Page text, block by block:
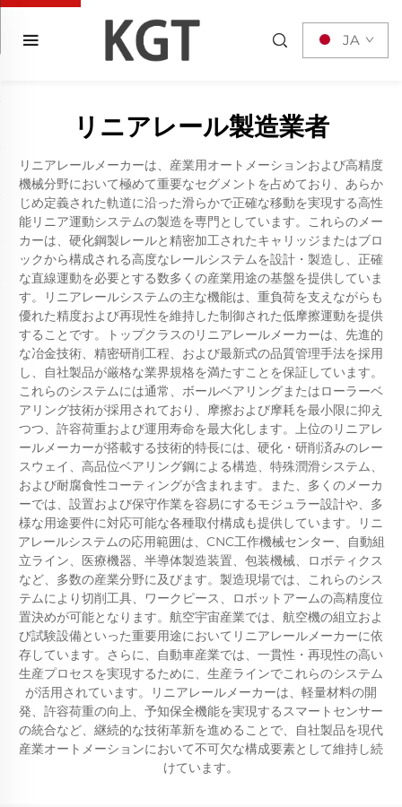
JA
リニアレール製造業者
リニアレールメーカーは、産業用オートメーションおよび高精度
機械分野において極めて重要なセグメントを占めており、あらか
じめ定義された軌道に沿った滑らかで正確な移動を実現する高性
能リニア運動システムの製造を専門としています。これらのメー
カーは、硬化鋼製レールと精密加工されたキャリッジまたはブロ
ックから構成される高度なレールシステムを設計・製造し、正確
な直線運動を必要とする数多くの産業用途の基盤を提供していま
す。リニアレールシステムの主な機能は、重負荷を支えながらも
優れた精度および再現性を維持した制御された低摩擦運動を提供
することです。トップクラスのリニアレールメーカーは、先進的
な冶金技術、精密研削工程、および最新式の品質管理手法を採用
し、自社製品が厳格な業界規格を満たすことを保証しています。
これらのシステムには通常、ボールベアリングまたはローラーベ
アリング技術が採用されており、摩擦および摩耗を最小限に抑え
つつ、許容荷重および運用寿命を最大化します。上位のリニアレ
ールメーカーが搭載する技術的特長には、硬化・研削済みのレー
スウェイ、高品位ベアリング鋼による構造、特殊潤滑システム、
および耐腐食性コーティングが含まれます。また、多くのメーカ
ーでは、設置および保守作業を容易にするモジュラー設計や、多
様な用途要件に対応可能な各種取付構成も提供しています。リニ
アレールシステムの応用範囲は、CNC工作機械センター、自動組
立ライン、医療機器、半導体製造装置、包装機械、ロボティクス
など、多数の産業分野に及びます。製造現場では、これらのシス
テムにより切削工具、ワークピース、ロボットアームの高精度位
置決めが可能となります。航空宇宙産業では、航空機の組立およ
び試験設備といった重要用途においてリニアレールメーカーに依
存しています。さらに、自動車産業では、一貫性・再現性の高い
生産プロセスを実現するために、生産ラインでこれらのシステム
が活用されています。リニアレールメーカーは、軽量材料の開
発、許容荷重の向上、予知保全機能を実現するスマートセンサー
の統合など、継続的な技術革新を進めることで、自社製品を現代
産業オートメーションにおいて不可欠な構成要素として維持し続
けています。